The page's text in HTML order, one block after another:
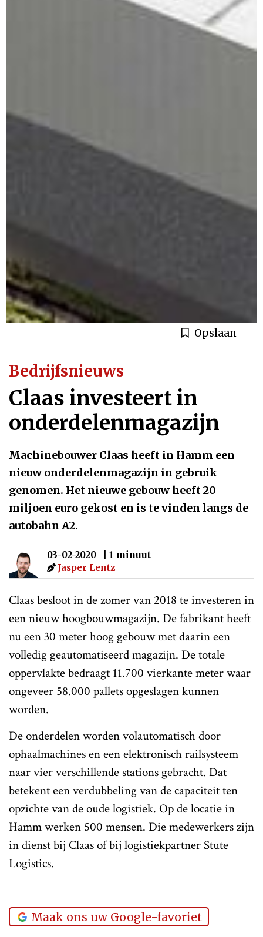
Opslaan
Bedrijfsnieuws
Claas investeert in
onderdelenmagazijn
Machinebouwer Claas heeft in Hamm een
nieuw onderdelenmagazijn in gebruik
genomen. Het nieuwe gebouw heeft 20
miljoen euro gekost en is te vinden langs de
autobahn A2.
03-02-2020
| 1 minuut
Jasper Lentz
Claas besloot in de zomer van 2018 te investeren in
een nieuw hoogbouwmagazijn. De fabrikant heeft
nu een 30 meter hoog gebouw met daarin een
volledig geautomatiseerd magazijn. De totale
oppervlakte bedraagt 11.700 vierkante meter waar
ongeveer 58.000 pallets opgeslagen kunnen
worden.
De onderdelen worden volautomatisch door
ophaalmachines en een elektronisch railsysteem
naar vier verschillende stations gebracht. Dat
betekent een verdubbeling van de capaciteit ten
opzichte van de oude logistiek. Op de locatie in
Hamm werken 500 mensen. Die medewerkers zijn
in dienst bij Claas of bij logistiekpartner Stute
Logistics.
Maak ons uw Google-favoriet